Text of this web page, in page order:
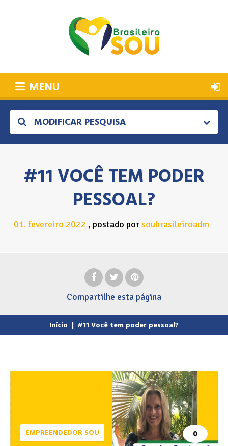
MENU
MODIFICAR PESQUISA
#11 VOCÊ TEM PODER
PESSOAL?
01. fevereiro 2022 postado porsoubrasileiroadm
Compartilhe esta página
Início | #11 Você tem poder pessoal?
EMPREENDEDOR SOU 0